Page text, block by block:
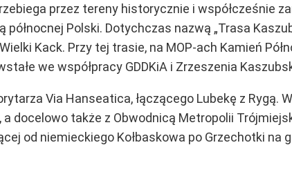
przez tereny historycznie i współcześnie
Polski. Dotychczas nazwą „Trasa
Kack. Przy tej trasie, na MOP-ach Kamień
we współpracy GDDKiA i Zrzeszenia
Via Hanseatica, łączącego Lubekę z Rygą.
a docelowo także z Obwodnicą Metropolii
od niemieckiego Kołbaskowa po Grzechotki na